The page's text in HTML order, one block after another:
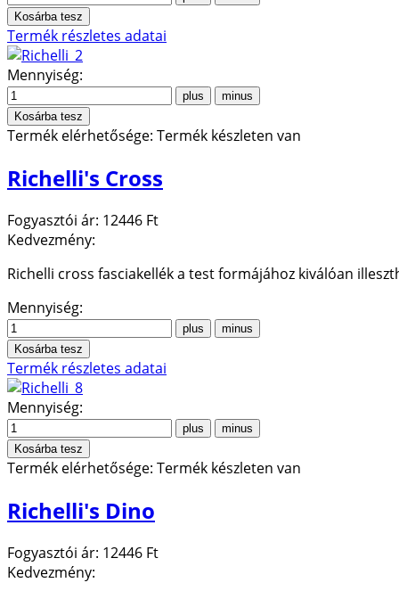
Termék részletes adatai
Mennyiség:
Termék elérhetősége: Termék készleten van
Richelli's Cross
Fogyasztói ár: 12446 Ft
Kedvezmény:
Richelli cross fasciakellék a test formájához kiválóan
Mennyiség:
Termék részletes adatai
Mennyiség:
Termék elérhetősége: Termék készleten van
Richelli's Dino
Fogyasztói ár: 12446 Ft
Kedvezmény: